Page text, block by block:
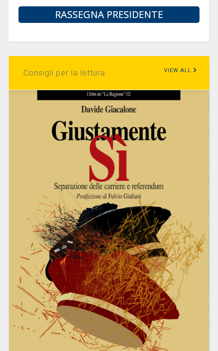
RASSEGNA PRESIDENTE
Consigli per la lettura VIEW ALL